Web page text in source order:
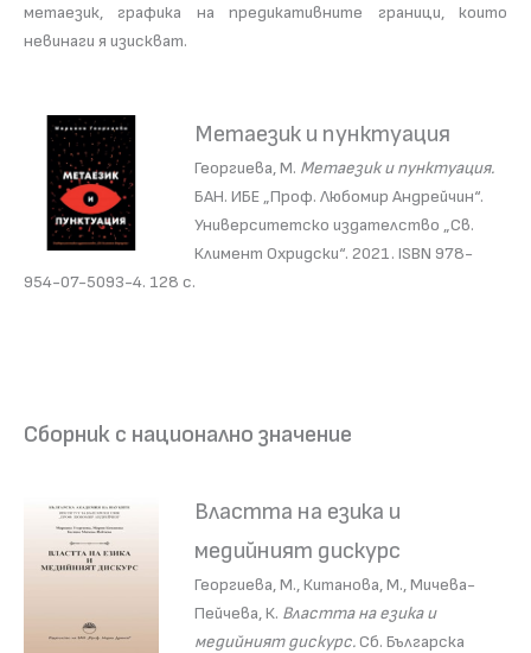
метаезик, графика на предикативните граници, които
невинаги я изискват.
Метаезик и пунктуация
Георгиева, М. Метаезик и пунктуация.
БАН. ИБЕ „Проф. Любомир Андрейчин“.
Университетско издателство „Св.
Климент Охридски“. 2021. ISBN 978-
954-07-5093-4. 128 с.
Сборник с национално значение
Властта на езика и
медийният дискурс
Георгиева, М., Китанова, М., Мичева-
Пейчева, К. Властта на езика и
медийният дискурс.Сб. Българска